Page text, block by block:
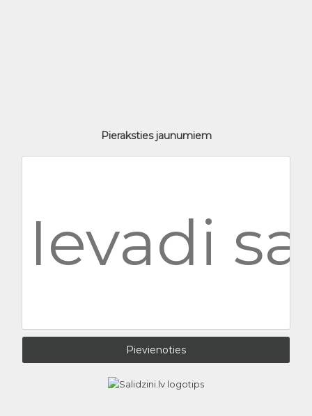
Pieraksties jaunumiem